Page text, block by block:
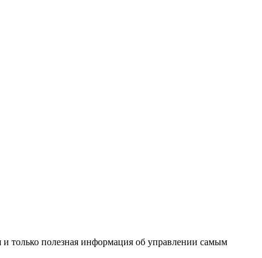
только полезная информация об управлении самым